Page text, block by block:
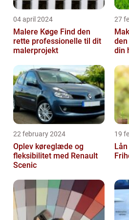
04 april 2024
Malere Køge Find den
rette professionelle til dit
malerprojekt
27
din
22 february 2024
Oplev køreglæde og
fleksibilitet med Renault
Scenic
19